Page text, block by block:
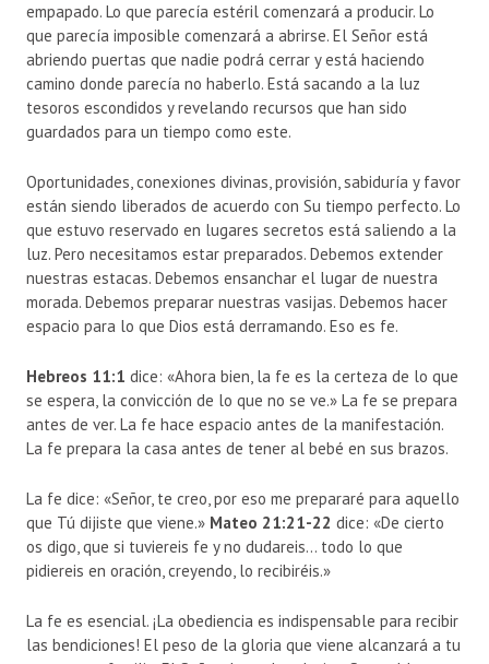
empapado. Lo que parecía estéril comenzará a producir. Lo
que parecía imposible comenzará a abrirse. El Señor está
abriendo puertas que nadie podrá cerrar y está haciendo
camino donde parecía no haberlo. Está sacando a la luz
tesoros escondidos y revelando recursos que han sido
guardados para un tiempo como este.
Oportunidades, conexiones divinas, provisión, sabiduría y favor
están siendo liberados de acuerdo con Su tiempo perfecto. Lo
que estuvo reservado en lugares secretos está saliendo a la
luz. Pero necesitamos estar preparados. Debemos extender
nuestras estacas. Debemos ensanchar el lugar de nuestra
morada. Debemos preparar nuestras vasijas. Debemos hacer
espacio para lo que Dios está derramando. Eso es fe.
Hebreos 11:1 dice: «Ahora bien, la fe es la certeza de lo que
se espera, la convicción de lo que no se ve.» La fe se prepara
antes de ver. La fe hace espacio antes de la manifestación.
La fe prepara la casa antes de tener al bebé en sus brazos.
La fe dice: «Señor, te creo, por eso me prepararé para aquello
que Tú dijiste que viene.» Mateo 21:21-22 dice: «De cierto
os digo, que si tuviereis fe y no dudareis… todo lo que
pidiereis en oración, creyendo, lo recibiréis.»
La fe es esencial. ¡La obediencia es indispensable para recibir
las bendiciones! El peso de la gloria que viene alcanzará a tu